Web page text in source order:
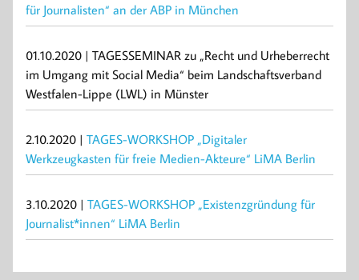
für Journalisten“ an der ABP in München
01.10.2020 | TAGESSEMINAR zu „Recht und Urheberrecht
im Umgang mit Social Media“ beim Landschaftsverband
Westfalen-Lippe (LWL) in Münster
2.10.2020 | TAGES-WORKSHOP „Digitaler
Werkzeugkasten für freie Medien-Akteure“ LiMA Berlin
3.10.2020 | TAGES-WORKSHOP „Existenzgründung für
Journalist*innen“ LiMA Berlin